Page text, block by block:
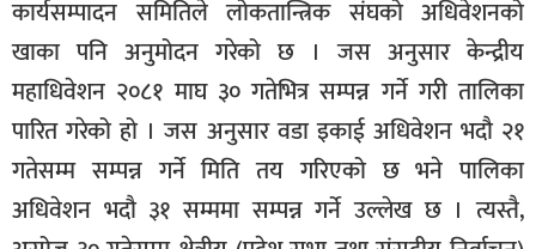
कार्यसम्पादन समितिले लोकतान्त्रिक संघको अधिवेशनको
खाका पनि अनुमोदन गरेको छ । जस अनुसार केन्द्रीय
महाधिवेशन २०८१ माघ ३० गतेभित्र सम्पन्न गर्ने गरी तालिका
पारित गरेको हो । जस अनुसार वडा इकाई अधिवेशन भदौ २१
गतेसम्म सम्पन्न गर्ने मिति तय गरिएको छ भने पालिका
अधिवेशन भदौ ३१ सम्ममा सम्पन्न गर्ने उल्लेख छ । त्यस्तै,